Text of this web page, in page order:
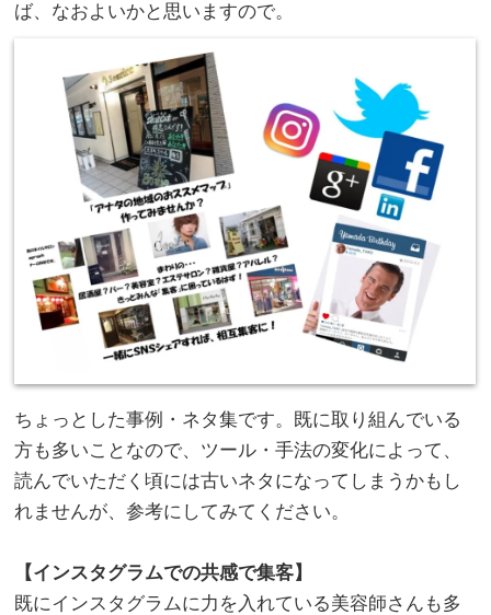
ば、なおよいかと思いますので。
ちょっとした事例・ネタ集です。既に取り組んでいる
方も多いことなので、ツール・手法の変化によって、
読んでいただく頃には古いネタになってしまうかもし
れませんが、参考にしてみてください。
【インスタグラムでの共感で集客】
既にインスタグラムに力を入れている美容師さんも多